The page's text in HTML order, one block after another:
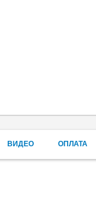
ВИДЕО ОПЛАТА